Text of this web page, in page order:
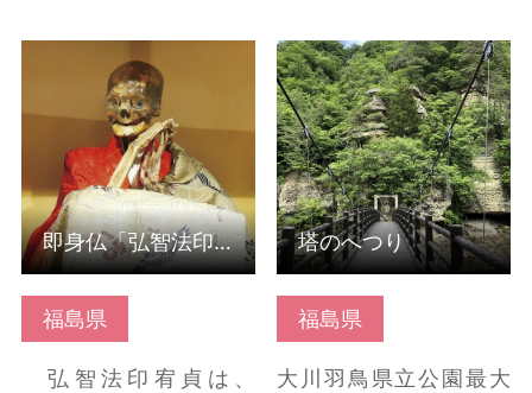
福島県
弘智法印宥貞は、
貞」 の詳細はこちら
即身仏「弘智法印 宥貞」
福島県
大川羽鳥県立公園最大
塔のへつり の詳細はこ
ちら
塔のへつり